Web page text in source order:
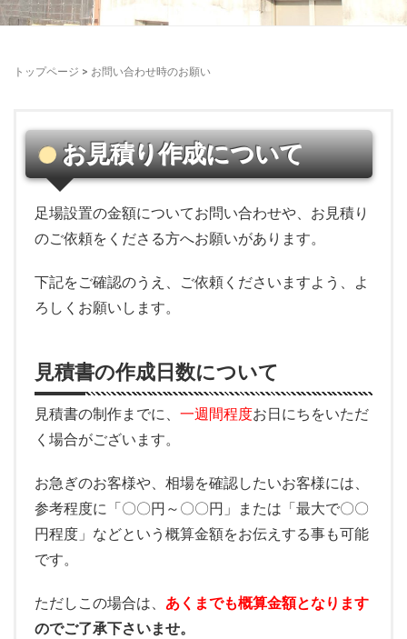
トップページ > お問い合わせ時のお願い
お見積り作成について
足場設置の金額についてお問い合わせや、お見積り
のご依頼をくださる方へお願いがあります。
下記をご確認のうえ、ご依頼くださいますよう、よ
ろしくお願いします。
見積書の作成日数について
見積書の制作までに、 一週間程度お日にちをいただ
く場合がございます。
お急ぎのお客様や、相場を確認したいお客様には、
参考程度に「〇〇円～〇〇円」または「最大で〇〇
円程度」などという概算金額をお伝えする事も可能
です。
ただしこの場合は、 あくまでも概算金額となります
のでご了承下さいませ。